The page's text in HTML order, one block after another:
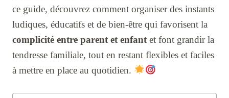
ce guide, découvrez comment organiser des instants
ludiques, éducatifs et de bien-être qui favorisent la
complicité entre parent et enfantet font grandir la
tendresse familiale, tout en restant flexibles et faciles
à mettre en place au quotidien.